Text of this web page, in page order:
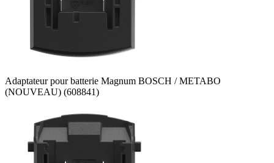
Adaptateur pour batterie Magnum BOSCH / METABO
(NOUVEAU) (608841)